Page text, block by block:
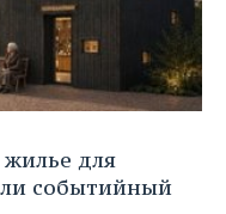
для
событийный